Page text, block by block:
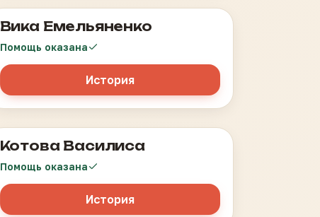
Лейкоз
Вика Емельяненко
Помощь оказана
История
Рабдомиосаркома
Котова Василиса
Помощь оказана
История